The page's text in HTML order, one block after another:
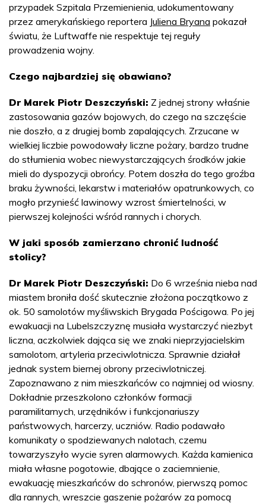
przypadek Szpitala Przemienienia, udokumentowany
przez amerykańskiego reportera Juliena Bryana pokazał
światu, że Luftwaffe nie respektuje tej reguły
prowadzenia wojny.
Czego najbardziej się obawiano?
Dr Marek Piotr Deszczyński: Z jednej strony właśnie
zastosowania gazów bojowych, do czego na szczęście
nie doszło, a z drugiej bomb zapalających. Zrzucane w
wielkiej liczbie powodowały liczne pożary, bardzo trudne
do stłumienia wobec niewystarczających środków jakie
mieli do dyspozycji obrońcy. Potem doszła do tego groźba
braku żywności, lekarstw i materiałów opatrunkowych, co
mogło przynieść lawinowy wzrost śmiertelności, w
pierwszej kolejności wśród rannych i chorych.
W jaki sposób zamierzano chronić ludność
stolicy?
Dr Marek Piotr Deszczyński: Do 6 września nieba nad
miastem broniła dość skutecznie złożona początkowo z
ok. 50 samolotów myśliwskich Brygada Pościgowa. Po jej
ewakuacji na Lubelszczyznę musiała wystarczyć niezbyt
liczna, aczkolwiek dająca się we znaki nieprzyjacielskim
samolotom, artyleria przeciwlotnicza. Sprawnie działał
jednak system biernej obrony przeciwlotniczej.
Zapoznawano z nim mieszkańców co najmniej od wiosny.
Dokładnie przeszkolono członków formacji
paramilitarnych, urzędników i funkcjonariuszy
państwowych, harcerzy, uczniów. Radio podawało
komunikaty o spodziewanych nalotach, czemu
towarzyszyło wycie syren alarmowych. Każda kamienica
miała własne pogotowie, dbające o zaciemnienie,
ewakuację mieszkańców do schronów, pierwszą pomoc
dla rannych, wreszcie gaszenie pożarów za pomocą